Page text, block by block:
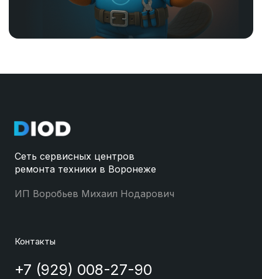
Сеть сервисных центров
ремонта техники в Воронеже
ИП Воробьев Михаил Нодарович
Контакты
+7 (929) 008-27-90